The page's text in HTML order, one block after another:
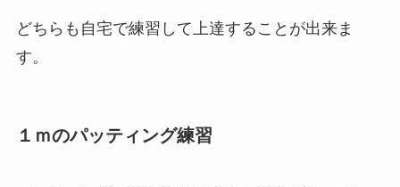
どちらも自宅で練習して上達することが出来ま
す。
１ｍのパッティング練習